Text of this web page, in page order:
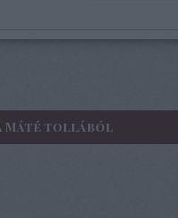
Máté tollából